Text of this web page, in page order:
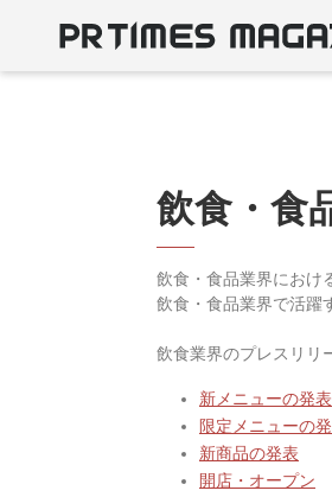
飲食・食
飲食・食品業界におけ
飲食・食品業界で活躍
飲食業界のプレスリリ
新メニューの発表
限定メニューの
新商品の発表
開店・オープン